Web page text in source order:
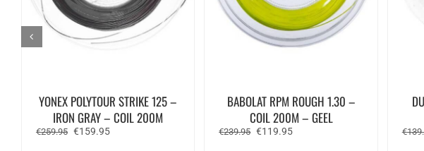
YONEX POLYTOUR STRIKE 125 –
IRON GRAY – COIL 200M
€259.95 Oorspronkelijke
€159.95Huidige
BABOLAT RPM ROUGH 1.30 –
COIL 200M – GEEL
€239.95 Oorspronkelijke
€119.95Huidige
€